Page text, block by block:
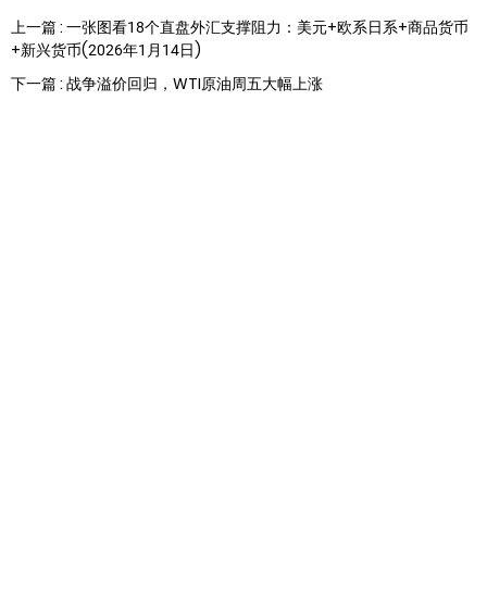
上一篇 : 一张图看18个直盘外汇支撑阻力：美元+欧系日系+商品货币
+新兴货币(2026年1月14日)
下一篇 : 战争溢价回归，WTI原油周五大幅上涨